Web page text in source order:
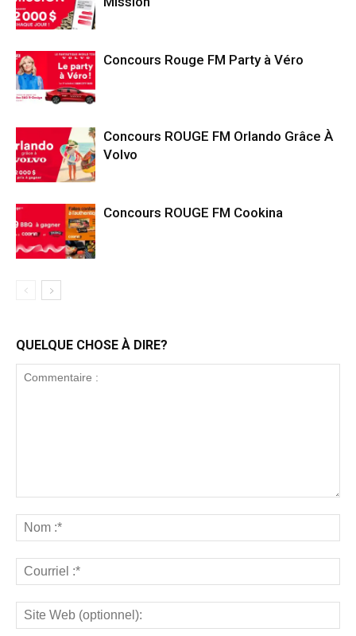
Concours Rouge FM Party à Véro
Concours ROUGE FM Orlando Grâce À
Volvo
Concours ROUGE FM Cookina
QUELQUE CHOSE À DIRE?